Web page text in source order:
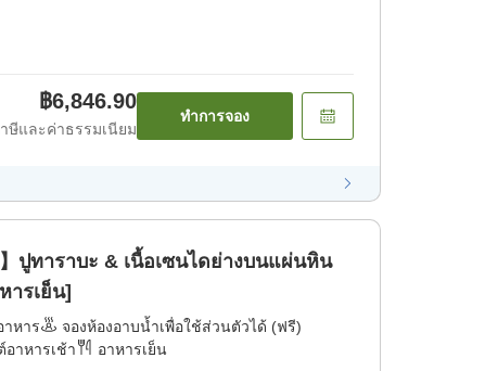
฿6,846.90
ษีและค่าธรรมเนียม
ทำการจอง
ปูทาราบะ & เนื้อเซนไดย่างบนแผ่นหิน
ารเย็น]
าหาร
จองห้องอาบน้ำเพื่อใช้ส่วนตัวได้ (ฟรี)
อาหารเช้า อาหารเย็น